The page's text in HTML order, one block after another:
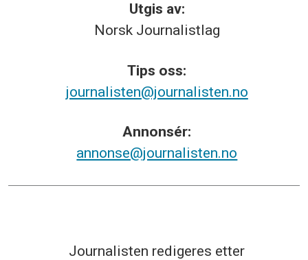
Utgis av:
Norsk Journalistlag
Tips oss:
journalisten@journalisten.no
Annonsér:
annonse@journalisten.no
Journalisten redigeres etter